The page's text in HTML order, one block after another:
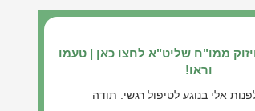
ממו"ח שליט"א לחצו כאן | טעמו
וראו!
אלי בנוגע לטיפול רגשי. תודה